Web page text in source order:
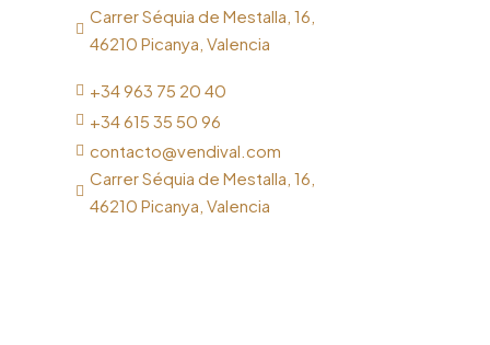

Carrer Séquia de Mestalla, 16,
46210 Picanya, Valencia
 +34 963 75 20 40
 +34 615 35 50 96
 contacto@vendival.com

Carrer Séquia de Mestalla, 16,
46210 Picanya, Valencia